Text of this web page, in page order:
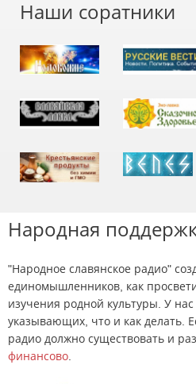
Наши соратники
Народная
"Народное славянское радио"
единомышленников, как
изучения родной культуры. У нас
указывающих, что и как делать.
радио должно существовать и
финансово